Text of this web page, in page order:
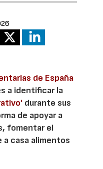
de España
a identificar la
durante sus
de apoyar a
fomentar el
a casa alimentos